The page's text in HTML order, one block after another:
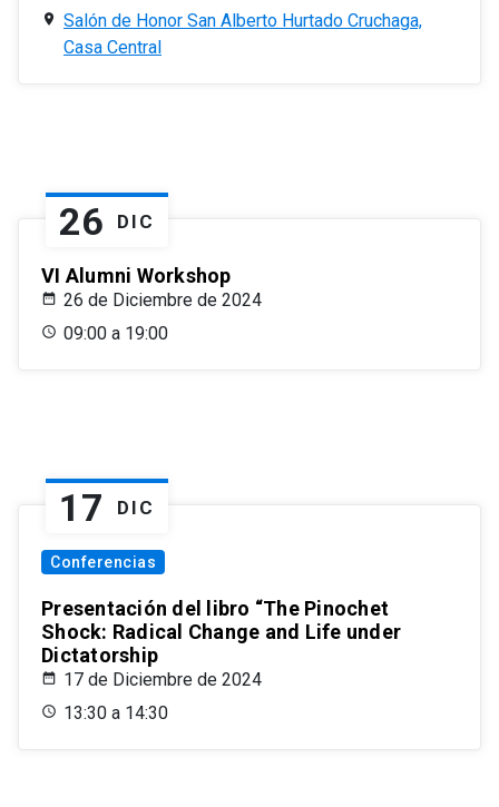
Salón de Honor San Alberto Hurtado Cruchaga,
Casa Central
26 DIC
VI Alumni Workshop
26 de Diciembre de 2024
09:00 a 19:00
17 DIC
Conferencias
Presentación del libro “The Pinochet
Shock: Radical Change and Life under
Dictatorship
17 de Diciembre de 2024
13:30 a 14:30